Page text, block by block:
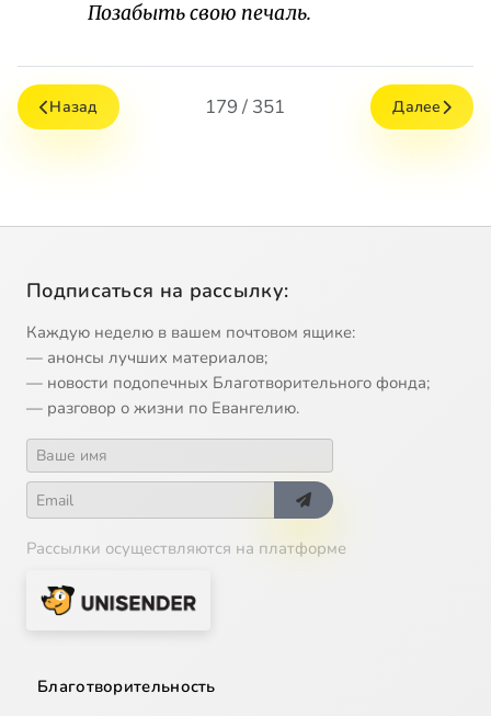
Позабыть свою печаль.
Назад 179 / 351 Далее
Подписаться на рассылку:
Каждую неделю в вашем почтовом ящике:
— анонсы лучших материалов;
— новости подопечных Благотворительного фонда;
— разговор о жизни по Евангелию.
Рассылки осуществляются на платформе
Благотворительность